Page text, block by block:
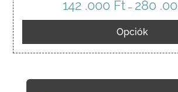
142 .000 Ft – 280
Opciók